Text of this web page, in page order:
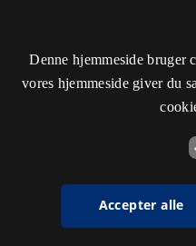
Denne hjemmeside bruger
vores hjemmeside giver du
Accepter alle